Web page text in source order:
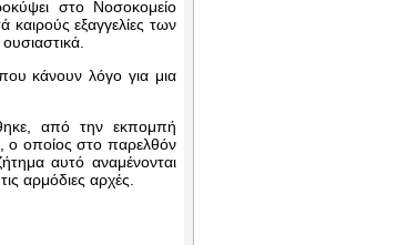
στο Νοσοκομείο
καιρούς εξαγγελίες των
κάνουν λόγο για μια
από την εκπομπή
ο οποίος στο παρελθόν
αυτό αναμένονται
αρμόδιες αρχές.